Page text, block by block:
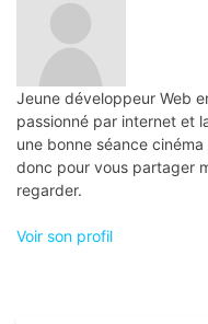
Jeune développeur Web
passionné par internet et
une bonne séance
donc pour vous partager
regarder.
Voir son profil